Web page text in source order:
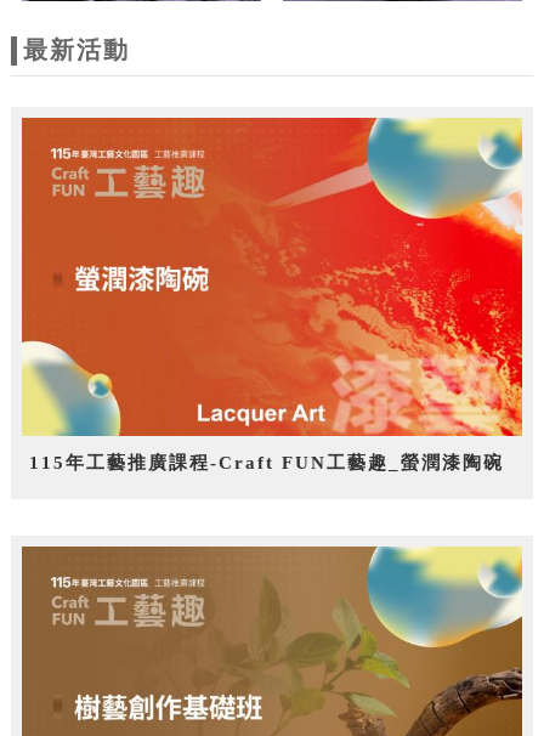
最新活動
115年工藝推廣課程-Craft FUN工藝趣_螢潤漆陶碗